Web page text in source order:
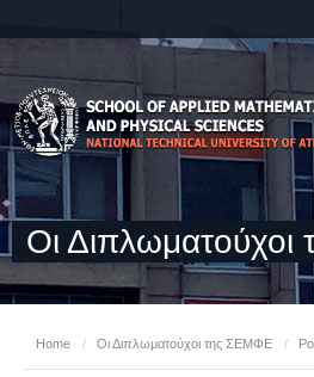
Οι
Home / Οι Διπλωματούχοι της ΣΕΜΦΕ /